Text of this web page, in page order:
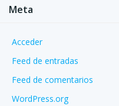
Meta
Acceder
Feed de entradas
Feed de comentarios
WordPress.org